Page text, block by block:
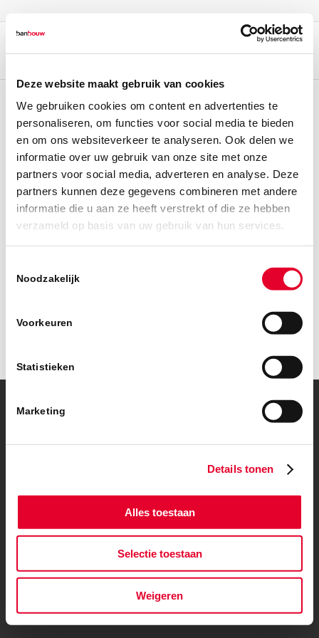
Deze website maakt gebruik van cookies
We gebruiken cookies om content en advertenties te
personaliseren, om functies voor social media te bieden
en om ons websiteverkeer te analyseren. Ook delen we
informatie over uw gebruik van onze site met onze
partners voor social media, adverteren en analyse. Deze
partners kunnen deze gegevens combineren met andere
informatie die u aan ze heeft verstrekt of die ze hebben
verzameld op basis van uw gebruik van hun services.
Noodzakelijk
Voorkeuren
Statistieken
Marketing
Details tonen
Alles toestaan
Selectie toestaan
Weigeren
© Copyright – BanBouw | Onderdeel van de
Algemene